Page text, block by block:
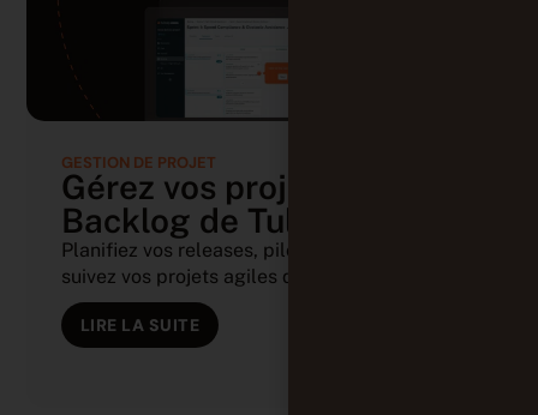
GESTION DE PROJET
Gérez vos projets avec le
Backlog de Tuleap
Planifiez vos releases, pilotez vos sprints et
suivez vos projets agiles depuis (...)
LIRE LA SUITE